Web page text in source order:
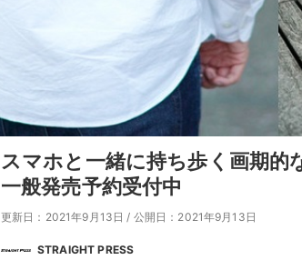
スマホと一緒に持ち歩く画期的
一般発売予約受付中
更新日：2021年9月13日 / 公開日：2021年9月13日
STRAIGHT PRESS